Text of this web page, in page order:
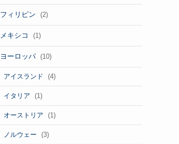
フィリピン (2)
メキシコ (1)
ヨーロッパ (10)
アイスランド (4)
イタリア (1)
オーストリア (1)
ノルウェー (3)